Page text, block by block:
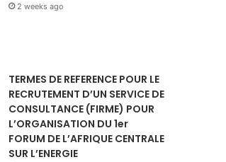
2 weeks ago
TERMES DE REFERENCE POUR LE
RECRUTEMENT D’UN SERVICE DE
CONSULTANCE (FIRME) POUR
L’ORGANISATION DU 1er
FORUM DE L’AFRIQUE CENTRALE
SUR L’ENERGIE